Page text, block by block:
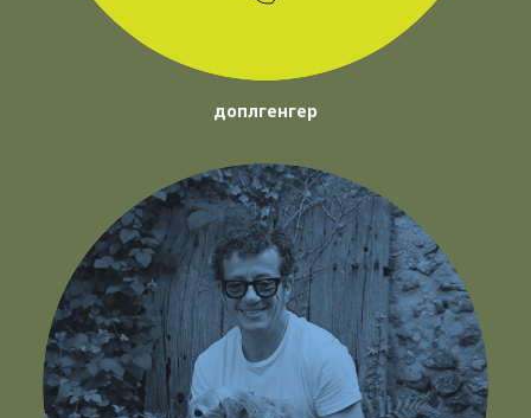
доплгенгер